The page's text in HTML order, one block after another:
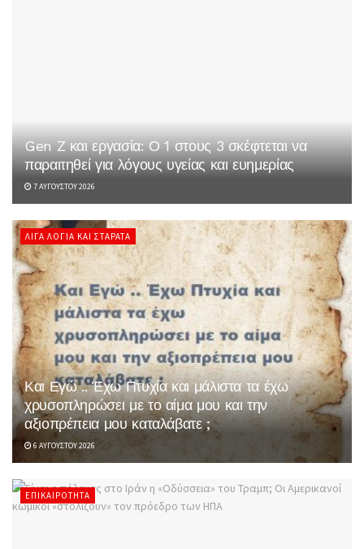
Gen Z και εργασία: Ο 1 στους 3 σκέφτεται να
παραιτηθεί για λόγους υγείας και ευημερίας
7 ΑΥΓΟΎΣΤΟΥ 2026
ΛΊΓΑ ΛΌΓΙΑ ΚΑΙ ΣΤΑΡΆΤΑ
Και Εγώ .. Έχω Πτυχία και μάλιστα τα έχω
χρυσοπληρώσει με το αίμα μου και την
αξιοπρέπεια μου καταλάβατε ;
6 ΑΥΓΟΎΣΤΟΥ 2026
ΕΠΙΚΑΙΡΌΤΗΤΑ